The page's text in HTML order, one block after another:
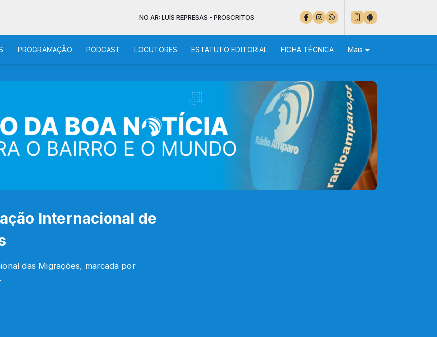
NO AR: LUÍS REPRESAS - PROSCRITOS
PROGRAMAÇÃO PODCAST LOCUTORES ESTATUTO EDITORIAL FICHA TÉCNICA Mais
Internacional de
das Migrações, marcada por